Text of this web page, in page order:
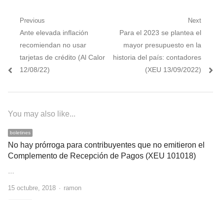
Navegación
entradas
Previous
Previous
post:
Ante elevada inflación
recomiendan no usar
tarjetas de crédito (Al Calor
12/08/22)
Next
Next
post:
Para el 2023 se plantea el
mayor presupuesto en la
historia del país: contadores
(XEU 13/09/2022)
You may also like...
boletines
No hay prórroga para contribuyentes que no emitieron el
Complemento de Recepción de Pagos (XEU 101018)
15 octubre, 2018 Author
ramon